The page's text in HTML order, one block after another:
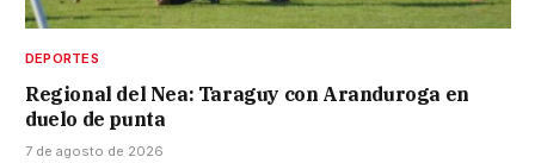
DEPORTES
Regional del Nea: Taraguy con Aranduroga en
duelo de punta
7 de agosto de 2026